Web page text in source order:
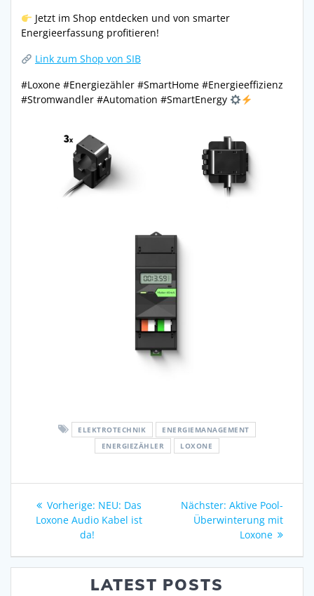
Jetzt im Shop entdecken und von smarter
Energieerfassung profitieren!
Link zum Shop von SIB
#Loxone #Energiezähler #SmartHome #Energieeffizienz
#Stromwandler #Automation #SmartEnergy
ELEKTROTECHNIK
ENERGIEMANAGEMENT
ENERGIEZÄHLER
LOXONE
Beitragsnavigation
Vorherige: Vorheriger
Beitrag:
NEU: Das
Loxone Audio Kabel ist
da!
Nächster: Nächster
Beitrag:
Aktive Pool-
Überwinterung mit
Loxone
LATEST POSTS